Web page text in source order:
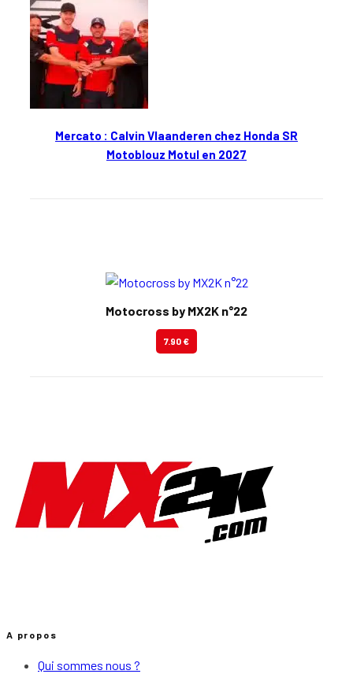
Mercato : Calvin Vlaanderen chez Honda SR
Motoblouz Motul en 2027
Motocross by MX2K n°22
7.90 €
A propos
Qui sommes nous ?